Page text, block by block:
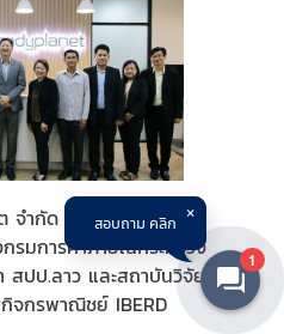
จำกัด (มหาชน) ต้อนรับ
รมการค้าภายในกระทรวง
สปป.ลาว และสถาบันวิจัย
จกรพาณิชย์ IBERD
1
สอบถาม คลิก